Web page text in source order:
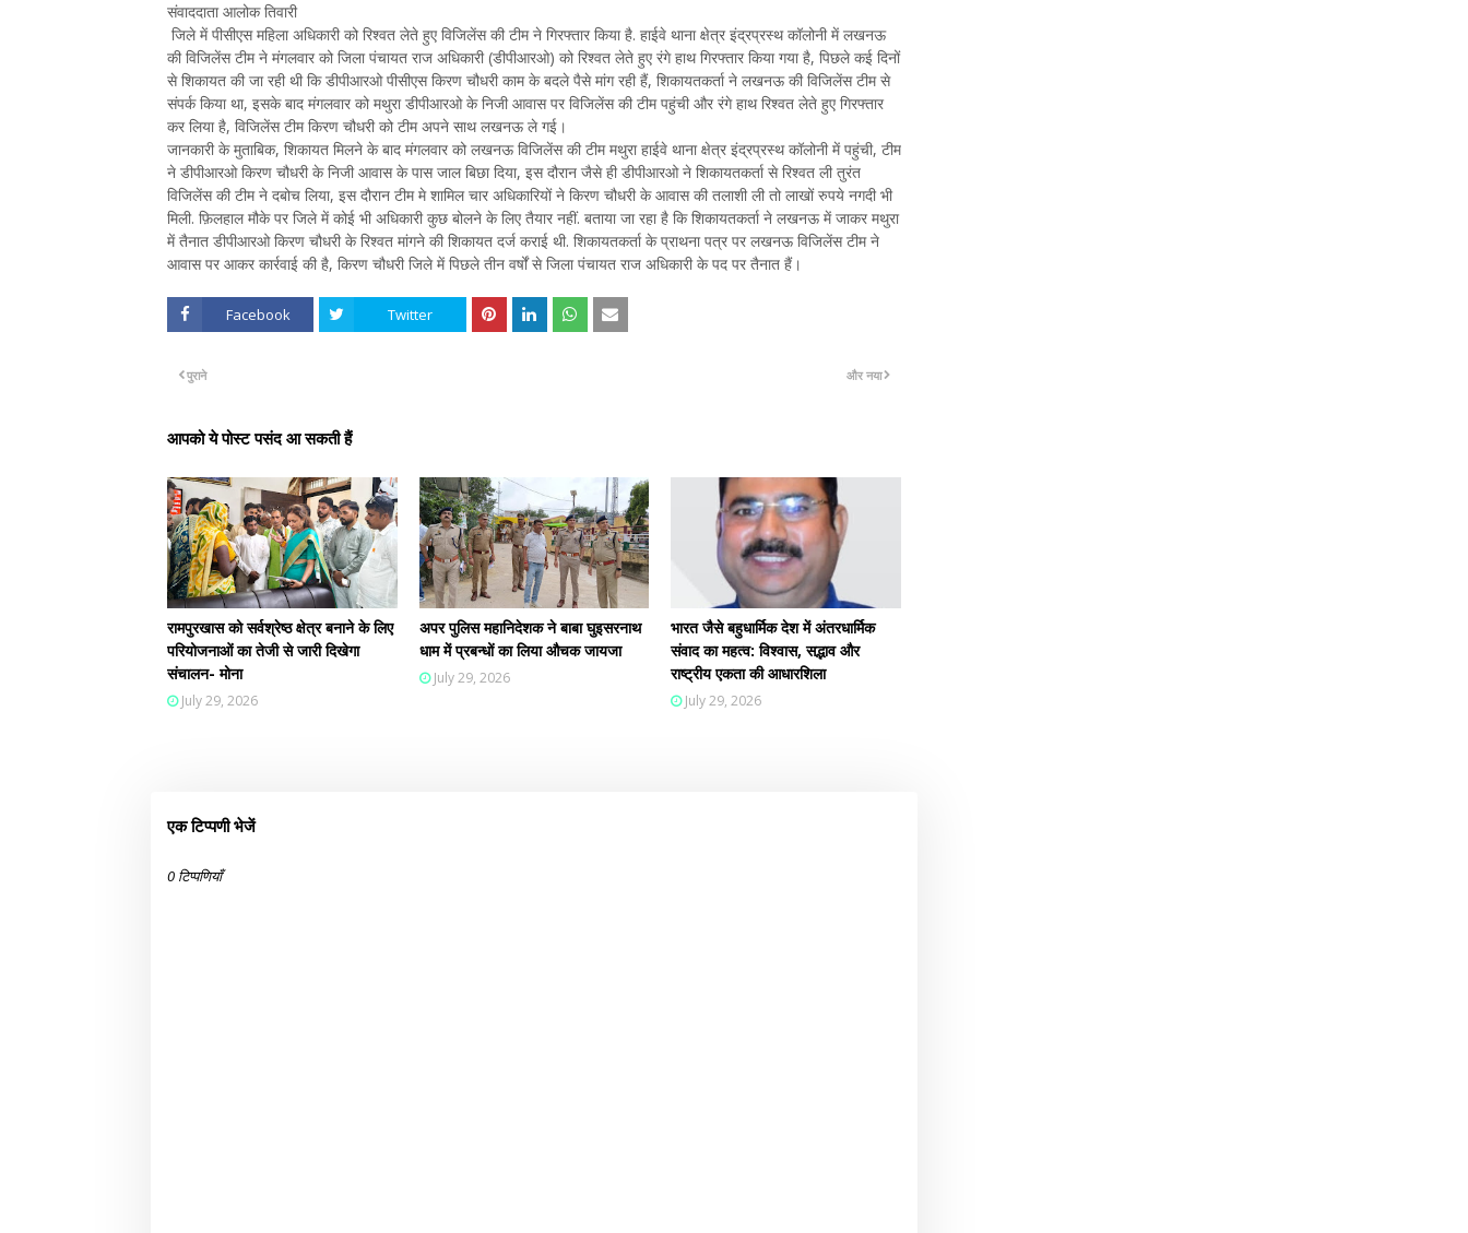
संवाददाता आलोक तिवारी
जिले में पीसीएस महिला अधिकारी को रिश्वत लेते हुए विजिलेंस की टीम ने गिरफ्तार किया है. हाईवे थाना क्षेत्र इंद्रप्रस्थ कॉलोनी में लखनऊ
की विजिलेंस टीम ने मंगलवार को जिला पंचायत राज अधिकारी (डीपीआरओ) को रिश्वत लेते हुए रंगे हाथ गिरफ्तार किया गया है, पिछले कई दिनों
से शिकायत की जा रही थी कि डीपीआरओ पीसीएस किरण चौधरी काम के बदले पैसे मांग रही हैं, शिकायतकर्ता ने लखनऊ की विजिलेंस टीम से
संपर्क किया था, इसके बाद मंगलवार को मथुरा डीपीआरओ के निजी आवास पर विजिलेंस की टीम पहुंची और रंगे हाथ रिश्वत लेते हुए गिरफ्तार
कर लिया है, विजिलेंस टीम किरण चौधरी को टीम अपने साथ लखनऊ ले गई।
जानकारी के मुताबिक, शिकायत मिलने के बाद मंगलवार को लखनऊ विजिलेंस की टीम मथुरा हाईवे थाना क्षेत्र इंद्रप्रस्थ कॉलोनी में पहुंची, टीम
ने डीपीआरओ किरण चौधरी के निजी आवास के पास जाल बिछा दिया, इस दौरान जैसे ही डीपीआरओ ने शिकायतकर्ता से रिश्वत ली तुरंत
विजिलेंस की टीम ने दबोच लिया, इस दौरान टीम मे शामिल चार अधिकारियों ने किरण चौधरी के आवास की तलाशी ली तो लाखों रुपये नगदी भी
मिली. फ़िलहाल मौके पर जिले में कोई भी अधिकारी कुछ बोलने के लिए तैयार नहीं. बताया जा रहा है कि शिकायतकर्ता ने लखनऊ में जाकर मथुरा
में तैनात डीपीआरओ किरण चौधरी के रिश्वत मांगने की शिकायत दर्ज कराई थी. शिकायतकर्ता के प्राथना पत्र पर लखनऊ विजिलेंस टीम ने
आवास पर आकर कार्रवाई की है, किरण चौधरी जिले में पिछले तीन वर्षों से जिला पंचायत राज अधिकारी के पद पर तैनात हैं।
Facebook Twitter
और नया
पुराने
आपको ये पोस्ट पसंद आ सकती हैं
रामपुरखास को सर्वश्रेष्ठ क्षेत्र बनाने के लिए
परियोजनाओं का तेजी से जारी दिखेगा
संचालन- मोना
July 29, 2026
अपर पुलिस महानिदेशक ने बाबा घुइसरनाथ
धाम में प्रबन्धों का लिया औचक जायजा
July 29, 2026
भारत जैसे बहुधार्मिक देश में अंतरधार्मिक
संवाद का महत्व: विश्वास, सद्भाव और
राष्ट्रीय एकता की आधारशिला
July 29, 2026
एक टिप्पणी भेजें
0 टिप्पणियाँ